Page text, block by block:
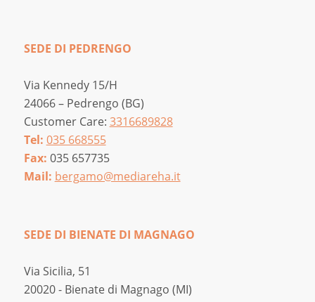
SEDE DI PEDRENGO
Via Kennedy 15/H
24066 – Pedrengo (BG)
Customer Care: 3316689828
Tel: 035 668555
Fax: 035 657735
Mail: bergamo@mediareha.it
SEDE DI BIENATE DI MAGNAGO
Via Sicilia, 51
20020 - Bienate di Magnago (MI)